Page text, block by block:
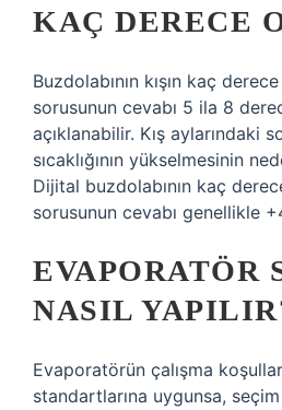
KAÇ DERECE
Buzdolabının kışın kaç
sorusunun cevabı 5 ila 8
açıklanabilir. Kış aylarındaki
sıcaklığının yükselmesinin
Dijital buzdolabının kaç
sorusunun cevabı genellikle
EVAPORATÖR
NASIL
Evaporatörün çalışma
standartlarına uygunsa,